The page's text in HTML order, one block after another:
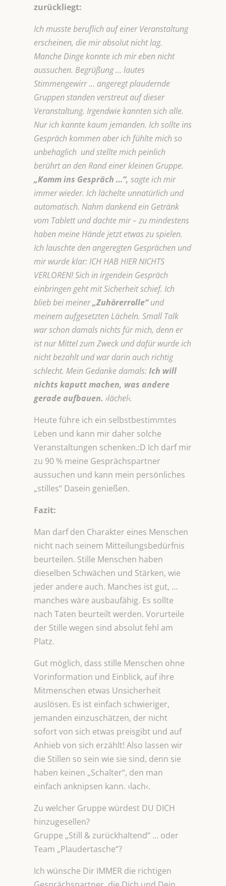
zurückliegt:
Ich musste beruflich auf einer Veranstaltung
erscheinen, die mir absolut nicht lag.
Manche Dinge konnte ich mir eben nicht
aussuchen. Begrüßung … lautes
Stimmengewirr … angeregt plaudernde
Gruppen standen verstreut auf dieser
Veranstaltung. Irgendwie kannten sich alle.
Nur ich kannte kaum jemanden. Ich sollte ins
Gespräch kommen aber ich fühlte mich so
unbehaglich und stellte mich peinlich
berührt an den Rand einer kleinen Gruppe.
„Komm ins Gespräch …“, sagte ich mir
immer wieder. Ich lächelte unnatürlich und
automatisch. Nahm dankend ein Getränk
vom Tablett und dachte mir – zu mindestens
haben meine Hände jetzt etwas zu spielen.
Ich lauschte den angeregten Gesprächen und
mir wurde klar: ICH HAB HIER NICHTS
VERLOREN! Sich in irgendein Gespräch
einbringen geht mit Sicherheit schief. Ich
blieb bei meiner„Zuhörerrolle“und
meinem aufgesetzten Lächeln. Small Talk
war schon damals nichts für mich, denn er
ist nur Mittel zum Zweck und dafür wurde ich
nicht bezahlt und war darin auch richtig
schlecht. Mein Gedanke damals:Ich will
nichts kaputt machen, was andere
gerade aufbauen. ›lächel‹.
Heute führe ich ein selbstbestimmtes
Leben und kann mir daher solche
Veranstaltungen schenken.:D Ich darf mir
zu 90 % meine Gesprächspartner
aussuchen und kann mein persönliches
„stilles“ Dasein genießen.
Fazit:
Man darf den Charakter eines Menschen
nicht nach seinem Mitteilungsbedürfnis
beurteilen. Stille Menschen haben
dieselben Schwächen und Stärken, wie
jeder andere auch. Manches ist gut, …
manches wäre ausbaufähig. Es sollte
nach Taten beurteilt werden. Vorurteile
der Stille wegen sind absolut fehl am
Platz.
Gut möglich, dass stille Menschen ohne
Vorinformation und Einblick, auf ihre
Mitmenschen etwas Unsicherheit
auslösen. Es ist einfach schwieriger,
jemanden einzuschätzen, der nicht
sofort von sich etwas preisgibt und auf
Anhieb von sich erzählt! Also lassen wir
die Stillen so sein wie sie sind, denn sie
haben keinen „Schalter“, den man
einfach anknipsen kann. ›lach‹.
Zu welcher Gruppe würdest DU DICH
hinzugesellen?
Gruppe „Still & zurückhaltend“ … oder
Team „Plaudertasche“?
Ich wünsche Dir IMMER die richtigen